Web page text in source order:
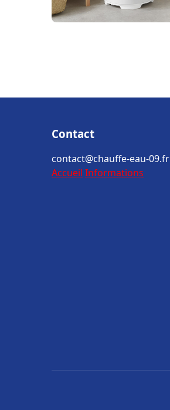
Contact
contact@chauffe-eau-09.fr
Accueil Informations